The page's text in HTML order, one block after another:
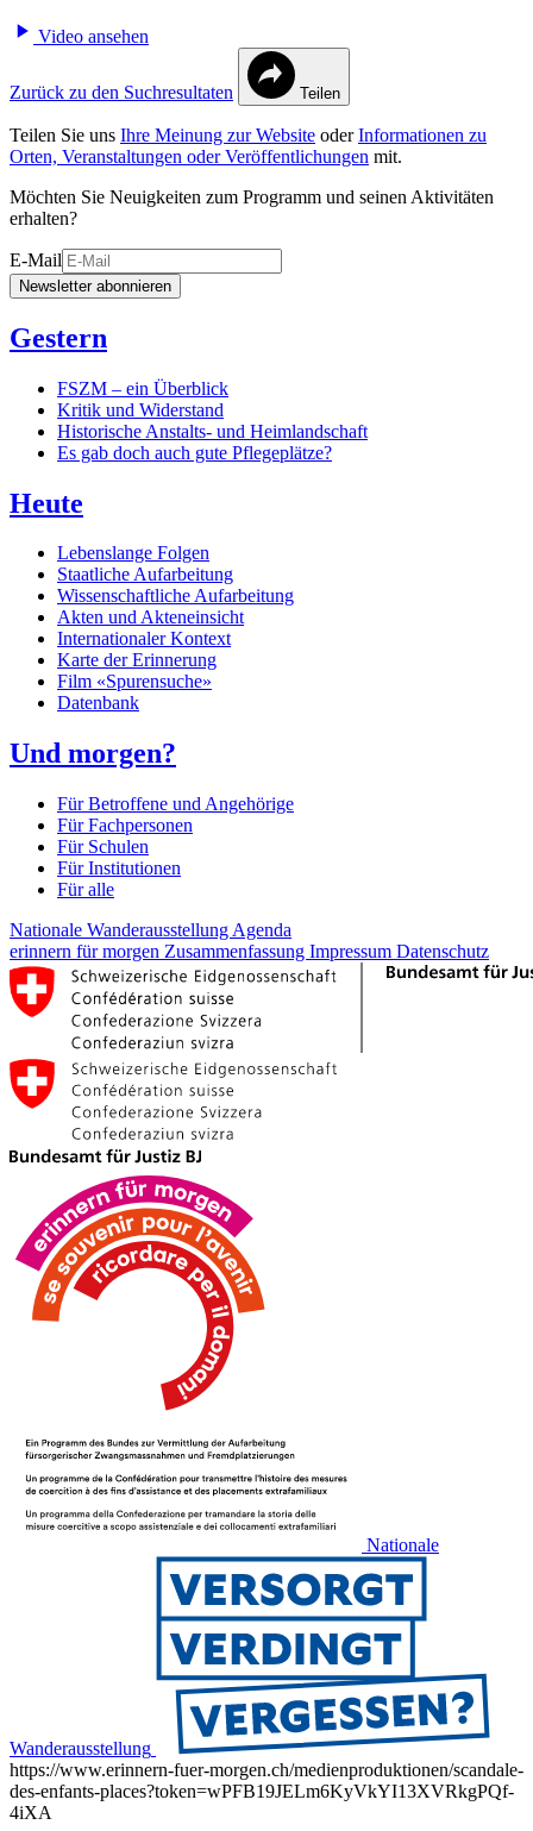
Video ansehen
Zurück zu den Suchresultaten Teilen
Teilen Sie uns Ihre Meinung zur Website oderInformationen zu
Orten, Veranstaltungen oder Veröffentlichungen mit.
Möchten Sie Neuigkeiten zum Programm und seinen Aktivitäten
erhalten?
E-Mail
Newsletter abonnieren
Gestern
FSZM – ein Überblick
Kritik und Widerstand
Historische Anstalts- und Heimlandschaft
Es gab doch auch gute Pflegeplätze?
Heute
Lebenslange Folgen
Staatliche Aufarbeitung
Wissenschaftliche Aufarbeitung
Akten und Akteneinsicht
Internationaler Kontext
Karte der Erinnerung
Film «Spurensuche»
Datenbank
Und morgen?
Für Betroffene und Angehörige
Für Fachpersonen
Für Schulen
Für Institutionen
Für alle
Nationale Wanderausstellung Agenda
erinnern für morgen Zusammenfassung Impressum Datenschutz
Nationale
Wanderausstellung
https://www.erinnern-fuer-morgen.ch/medienproduktionen/scandale-
des-enfants-places?token=wPFB19JELm6KyVkYI13XVRkgPQf-
4iXA